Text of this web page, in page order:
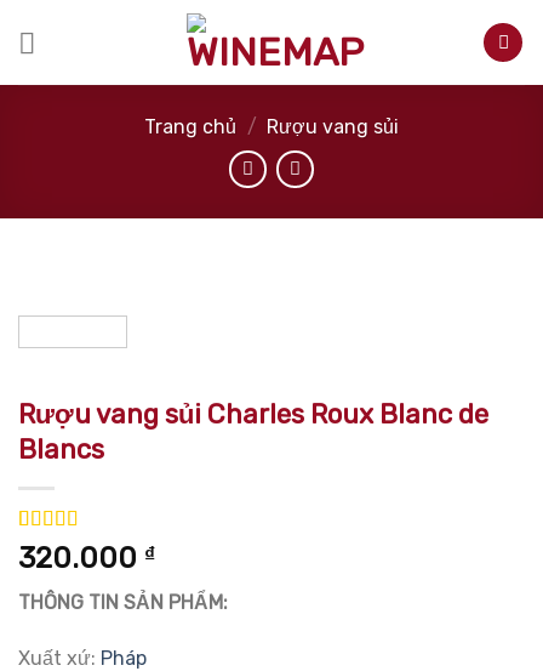
Trang chủ / Rượu vang sủi
Rượu vang sủi Charles Roux Blanc de
Blancs
5.00trên 5
dựa trên
1
đánh giá
320.000 ₫
THÔNG TIN SẢN PHẨM:
Xuất xứ: Pháp